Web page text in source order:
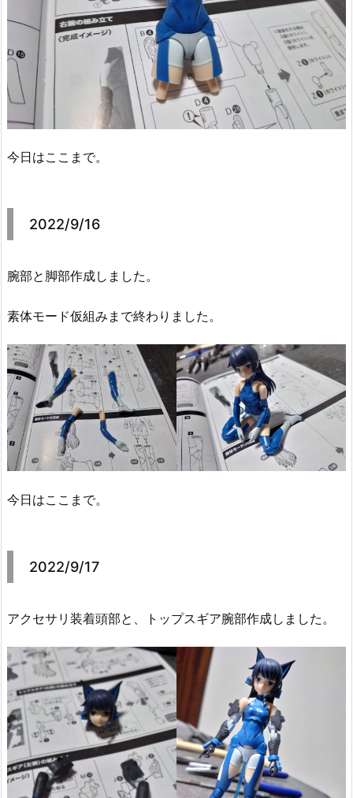
今日はここまで。
2022/9/16
腕部と脚部作成しました。
素体モード仮組みまで終わりました。
今日はここまで。
2022/9/17
アクセサリ装着頭部と、トップスギア腕部作成しました。